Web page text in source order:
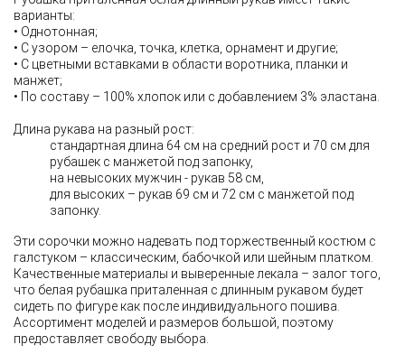
варианты:
• Однотонная;
• С узором – елочка, точка, клетка, орнамент и другие;
• С цветными вставками в области воротника, планки и
манжет;
• По составу – 100% хлопок или с добавлением 3% эластана.
Длина рукава на разный рост:
стандартная длина 64 см на средний рост и 70 см для
рубашек с манжетой под запонку,
на невысоких мужчин - рукав 58 см,
для высоких – рукав 69 см и 72 см с манжетой под
запонку.
Эти сорочки можно надевать под торжественный костюм с
галстуком – классическим, бабочкой или шейным платком.
Качественные материалы и выверенные лекала – залог того,
что белая рубашка приталенная с длинным рукавом будет
сидеть по фигуре как после индивидуального пошива.
Ассортимент моделей и размеров большой, поэтому
предоставляет свободу выбора.